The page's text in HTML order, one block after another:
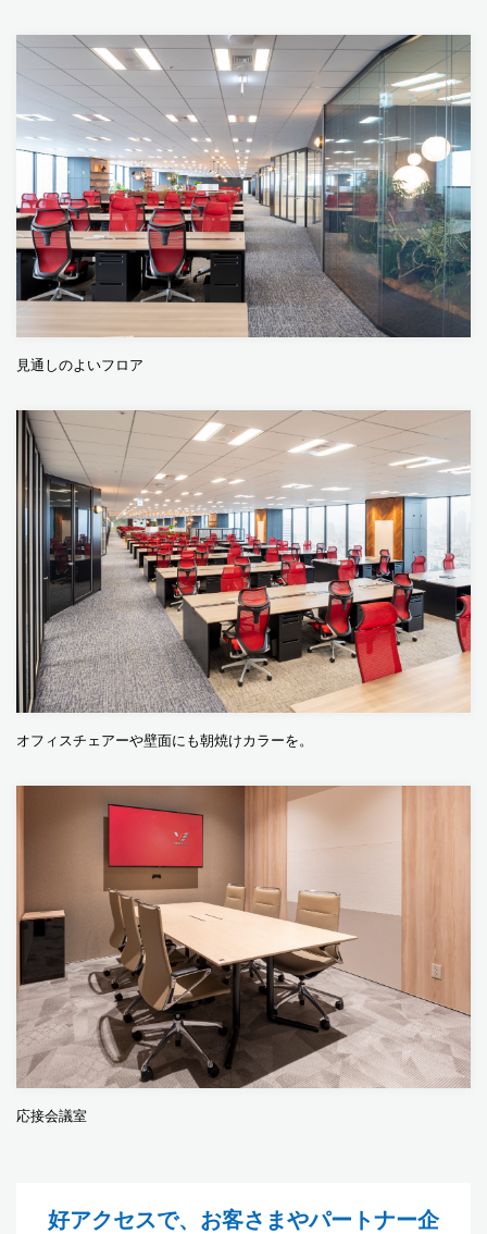
見通しのよいフロア
オフィスチェアーや壁面にも朝焼けカラーを。
応接会議室
好アクセスで、お客さまやパートナー企